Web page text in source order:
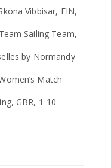
Vibbisar, FIN,
Sailing Team,
by Normandy
Match
GBR, 1-10